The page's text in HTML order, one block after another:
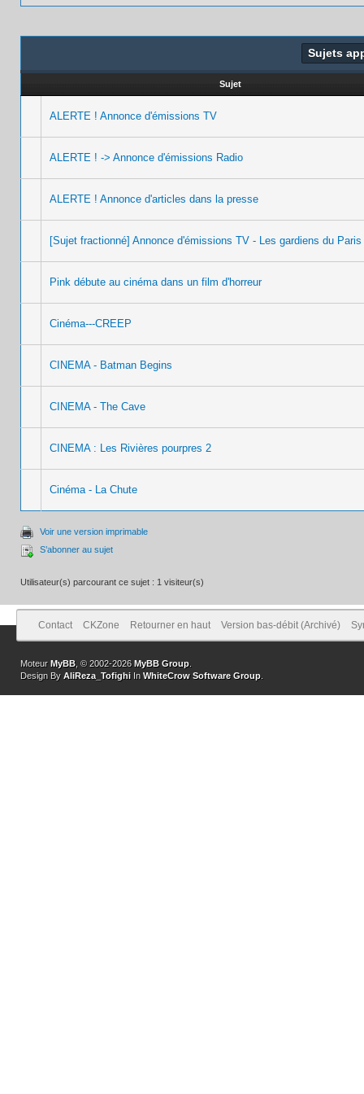
Sujets
Sujet
ALERTE ! Annonce d'émissions TV
ALERTE ! -> Annonce d'émissions Radio
ALERTE ! Annonce d'articles dans la presse
[Sujet fractionné] Annonce d'émissions TV - Les gardiens du
Pink débute au cinéma dans un film d'horreur
Cinéma---CREEP
CINEMA - Batman Begins
CINEMA - The Cave
CINEMA : Les Rivières pourpres 2
Cinéma - La Chute
Voir une version imprimable
S’abonner au sujet
Utilisateur(s) parcourant ce sujet : 1 visiteur(s)
Contact CKZone Retourner en haut Version bas-débit (Archivé)
Moteur MyBB , © 2002-2026MyBB Group
Design By AliReza_Tofighi In WhiteCrow Software Group